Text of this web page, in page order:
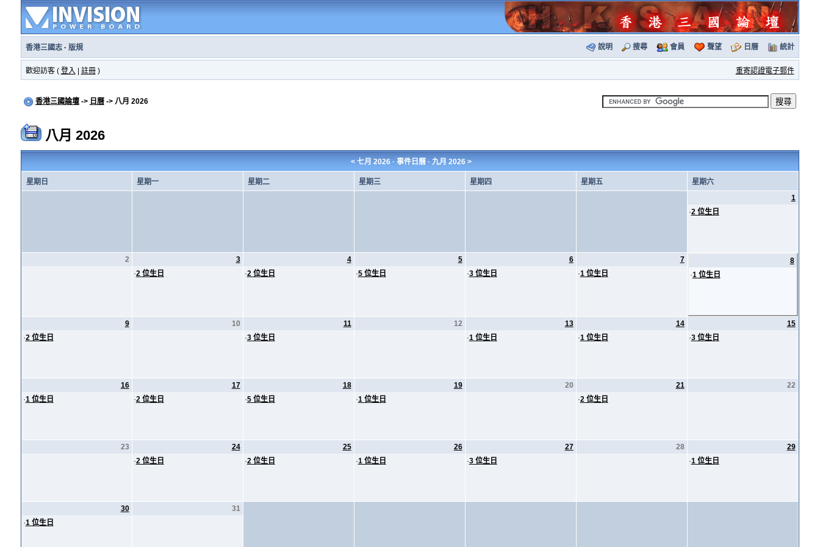
香港三國志· 版規 說明 搜尋 會員 聲望 日曆 統計
歡迎訪客 ( 登入 註冊) 重寄認證電子郵件
香港三國論壇-> 日曆-> 八月 2026
八月 2026
<七月 2026 · 事件日曆 ·九月 2026 >
星期日 星期一 星期二 星期三 星期四 星期五
星期六
1
·2 位生日
2
3
·2 位生日
4
·2 位生日
5
·5 位生日
6
·3 位生日
7
·1 位生日
8
·1 位生日
9
·2 位生日
10
11
·3 位生日
12
13
·1 位生日
14
·1 位生日
15
·3 位生日
16
·1 位生日
17
·2 位生日
18
·5 位生日
19
·1 位生日
20
21
·2 位生日
22
23
24
·2 位生日
25
·2 位生日
26
·1 位生日
27
·3 位生日
28
29
·1 位生日
30
·1 位生日
31